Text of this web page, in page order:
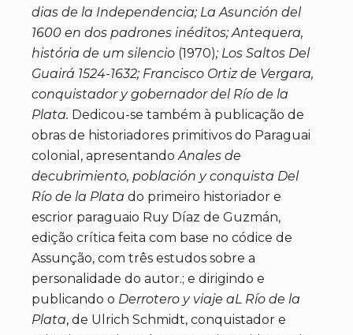
dias de la Independencia; La Asunción del
1600 en dos padrones inéditos; Antequera,
história de um silencio (1970); Los Saltos Del
Guairá 1524-1632; Francisco Ortiz de Vergara,
conquistador y gobernador del Río de la
Plata. Dedicou-se também à publicação de
obras de historiadores primitivos do Paraguai
colonial, apresentandoAnales de
decubrimiento, población y conquista Del
Río de la Plata do primeiro historiador e
escrior paraguaio Ruy Díaz de Guzmán,
edição crítica feita com base no códice de
Assunção, com três estudos sobre a
personalidade do autor.; e dirigindo e
publicando o Derrotero y viaje aL Río de la
Plata, de Ulrich Schmidt, conquistador e